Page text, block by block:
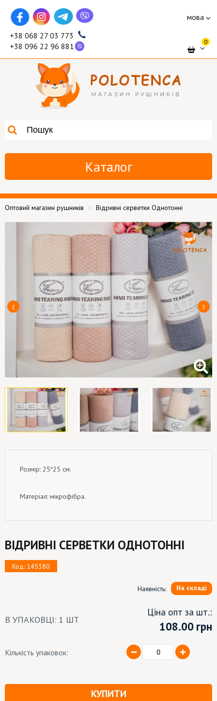
мова
+38 068 27 03 773
+38 096 22 96 881
0
Каталог
Оптовий магазин рушників Відривні серветки Однотонні
Розмір: 25*25 см.
Матеріал: мікрофібра.
ВІДРИВНІ СЕРВЕТКИ ОДНОТОННІ
Код: 145380
Наявність: На складі
В УПАКОВЦІ: 1 ШТ
Ціна опт за шт.:
108.00 грн
Кількість упаковок:
КУПИТИ